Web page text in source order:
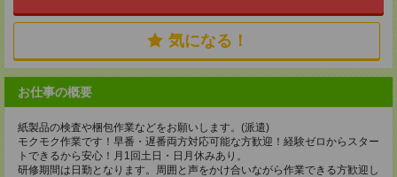
気になる！
お仕事の概要
紙製品の検査や梱包作業などをお願いします。(派遣)
モクモク作業です！早番・遅番両方対応可能な方歓迎！経験ゼロからスター
トできるから安心！月1回土日・日月休みあり。
研修期間は日勤となります。周囲と声をかけ合いながら作業できる方歓迎し